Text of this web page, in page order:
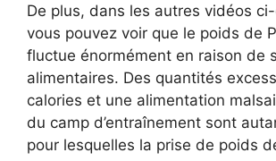
De plus, dans les autres vidéos
vous pouvez voir que le poids de
fluctue énormément en raison de
alimentaires. Des quantités
calories et une alimentation
du camp d’entraînement sont
pour lesquelles la prise de poids